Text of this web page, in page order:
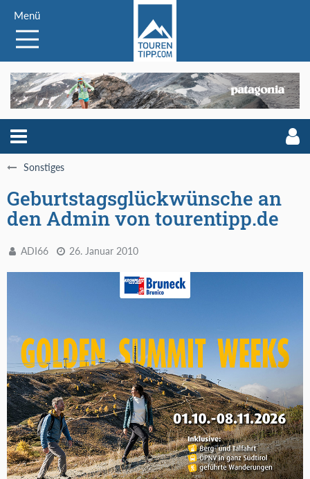
Menü
Sonstiges
Geburtstagsglückwünsche an
den Admin von tourentipp.de
ADI66 26. Januar 2010